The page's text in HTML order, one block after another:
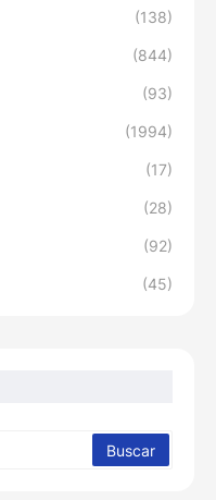
(138)
(844)
(93)
(1994)
(17)
(28)
(92)
(45)